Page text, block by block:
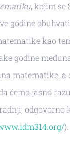
, kojim se
godine
kao
godine
matematike, a
ćemo jasno
).